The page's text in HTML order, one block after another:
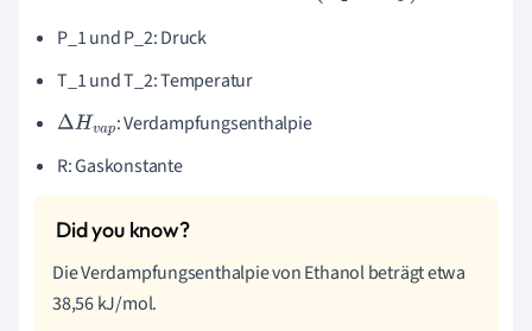
P_1 und P_2: Druck
T_1 und T_2: Temperatur
ΔHvap : Verdampfungsenthalpie
R: Gaskonstante
Die Verdampfungsenthalpie von Ethanol beträgt etwa
38,56 kJ/mol.